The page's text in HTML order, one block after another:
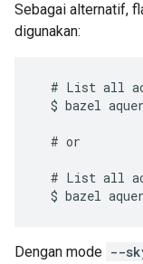
Sebagai alternatif,
digunakan:
# List all
$ bazel
  # or
# List all
Dengan mode --